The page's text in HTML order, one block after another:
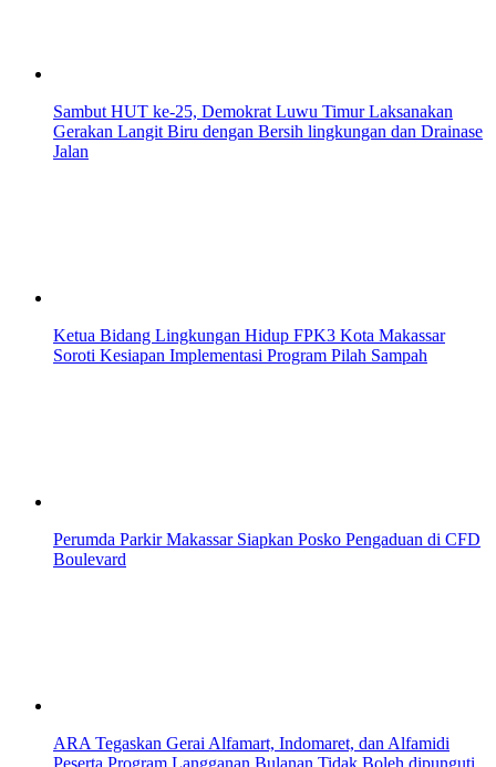
Sambut HUT ke-25, Demokrat Luwu Timur Laksanakan
Gerakan Langit Biru dengan Bersih lingkungan dan Drainase
Jalan
Ketua Bidang Lingkungan Hidup FPK3 Kota Makassar
Soroti Kesiapan Implementasi Program Pilah Sampah
Perumda Parkir Makassar Siapkan Posko Pengaduan di CFD
Boulevard
ARA Tegaskan Gerai Alfamart, Indomaret, dan Alfamidi
Peserta Program Langganan Bulanan Tidak Boleh dipunguti